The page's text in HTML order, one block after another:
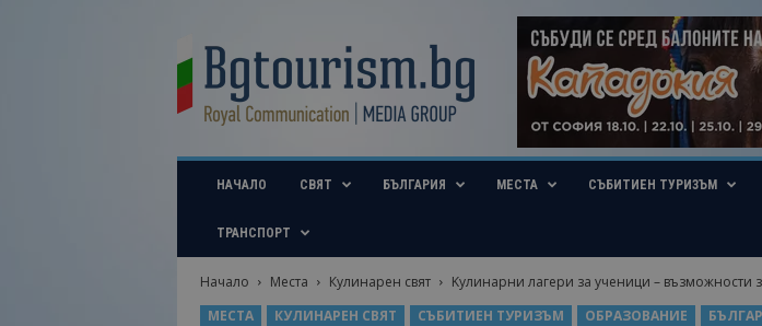
u
i
b
НАЧАЛО СВЯТ БЪЛГАРИЯ МЕСТА СЪБИТИЕН ТУРИЗЪМ
ТРАНСПОРТ
Начало Места Кулинарен свят
Kулинарни лагери за ученици – възможности
МЕСТА
КУЛИНАРЕН СВЯТ СЪБИТИЕН ТУРИЗЪМ ОБРАЗОВАНИЕ